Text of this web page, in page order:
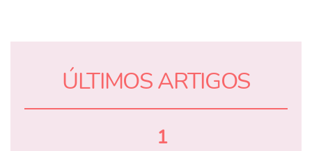
ÚLTIMOS ARTIGOS
1